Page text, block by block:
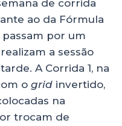
de corrida
ao da Fórmula
passam por um
a sessão
A Corrida 1, na
o grid invertido,
na
trocam de